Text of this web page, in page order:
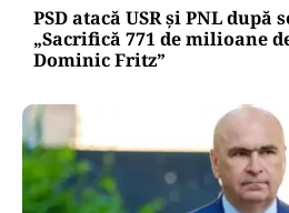
PSD atacă USR și PNL după
„Sacrifică 771 de milioane
Dominic Fritz”